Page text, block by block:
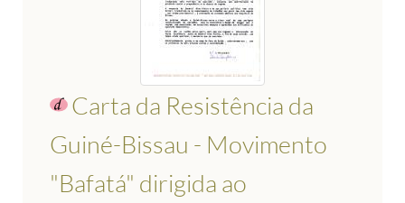
Carta da Resistência da
Guiné-Bissau - Movimento
"Bafatá" dirigida ao